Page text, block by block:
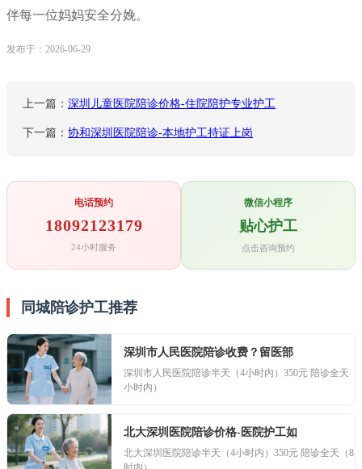
伴每一位妈妈安全分娩。
发布于：2026-06-29
上一篇： 深圳儿童医院陪诊价格-住院陪护专业护工
下一篇： 协和深圳医院陪诊-本地护工持证上岗
电话预约
18092123179
24小时服务
微信小程序
贴心护工
点击咨询预约
同城陪诊护工推荐
深圳市人民医院陪诊收费？留医部
深圳市人民医院陪诊半天（4小时内）350元 陪诊全天（
小时内）
北大深圳医院陪诊价格-医院护工如
北大深圳医院陪诊半天（4小时内）350元 陪诊全天（8